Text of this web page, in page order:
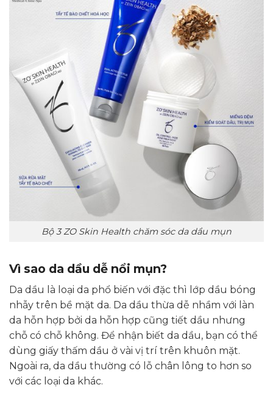
Bộ 3 ZO Skin Health chăm sóc da dầu mụn
Vì sao da dầu dễ nổi mụn?
Da dầu là loại da phổ biến với đặc thì lớp dầu bóng
nhẫy trên bề mặt da. Da dầu thừa dễ nhầm với làn
da hỗn hợp bởi da hỗn hợp cũng tiết dầu nhưng
chỗ có chỗ không. Để nhận biết da dầu, bạn có thể
dùng giấy thấm dầu ở vài vị trí trên khuôn mặt.
Ngoài ra, da dầu thường có lỗ chân lông to hơn so
với các loại da khác.